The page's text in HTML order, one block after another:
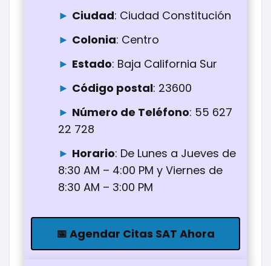
Ciudad: Ciudad Constitución
Colonia: Centro
Estado: Baja California Sur
Código postal: 23600
Número de Teléfono: 55 627
22 728
Horario: De Lunes a Jueves de
8:30 AM – 4:00 PM y Viernes de
8:30 AM – 3:00 PM
📅 Agendar Citas SAT Ahora